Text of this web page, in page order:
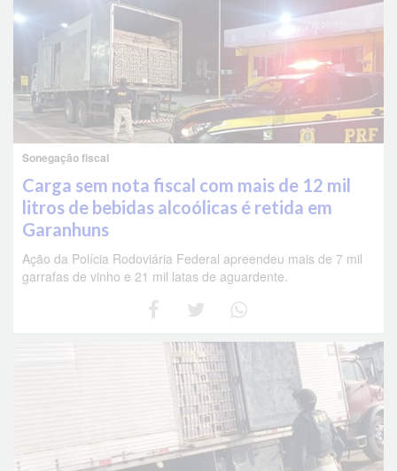
Sonegação fiscal
Carga sem nota fiscal com mais de 12 mil
litros de bebidas alcoólicas é retida em
Garanhuns
Ação da Polícia Rodoviária Federal apreendeu mais de 7 mil
garrafas de vinho e 21 mil latas de aguardente.